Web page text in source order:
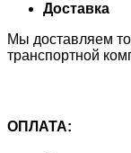
Доставка
Мы доставляем
транспортной
ОПЛАТА: